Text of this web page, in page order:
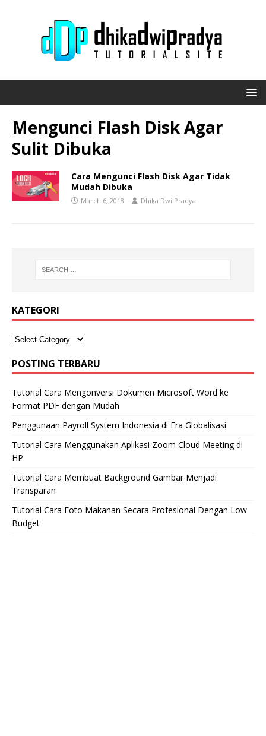
Mengunci Flash Disk Agar
Sulit Dibuka
Cara Mengunci Flash Disk Agar Tidak
Mudah Dibuka
March 6, 2018 Dhika Dwi Pradya
KATEGORI
POSTING TERBARU
Tutorial Cara Mengonversi Dokumen Microsoft Word ke
Format PDF dengan Mudah
Penggunaan Payroll System Indonesia di Era Globalisasi
Tutorial Cara Menggunakan Aplikasi Zoom Cloud Meeting di
HP
Tutorial Cara Membuat Background Gambar Menjadi
Transparan
Tutorial Cara Foto Makanan Secara Profesional Dengan Low
Budget